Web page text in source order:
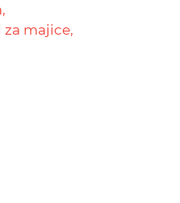
majice,